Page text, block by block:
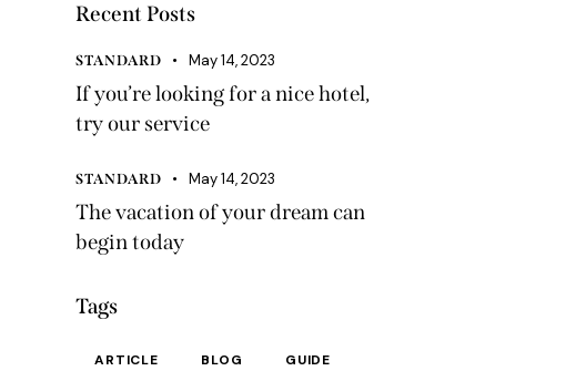
Recent Posts
STANDARD May 14, 2023
If you’re looking for a nice hotel,
try our service
STANDARD May 14, 2023
The vacation of your dream can
begin today
Tags
ARTICLE BLOG GUIDE